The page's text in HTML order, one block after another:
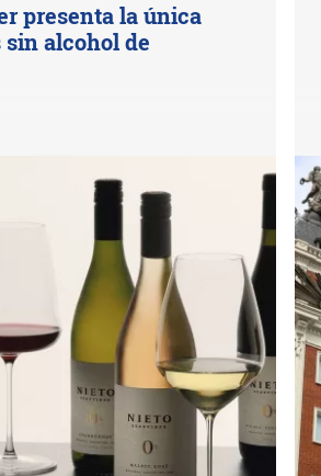
presenta la única
alcohol de